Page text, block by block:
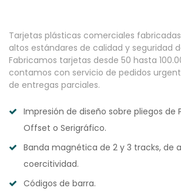
Tarjetas plásticas comerciales
altos estándares de calidad y seguridad
Fabricamos tarjetas desde 50 hasta
contamos con servicio de pedidos
de entregas parciales.
Impresión de diseño sobre pliegos de
Offset o Serigráfico.
Banda magnética de 2 y 3 tracks, de
coercitividad.
Códigos de barra.